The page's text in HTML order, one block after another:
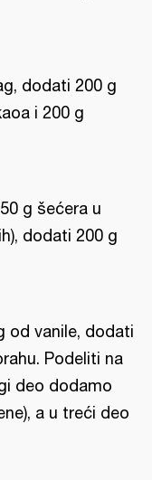
dodati 200 g
i 200 g
g šećera u
dodati 200 g
od vanile, dodati
Podeliti na
deo dodamo
a u treći deo